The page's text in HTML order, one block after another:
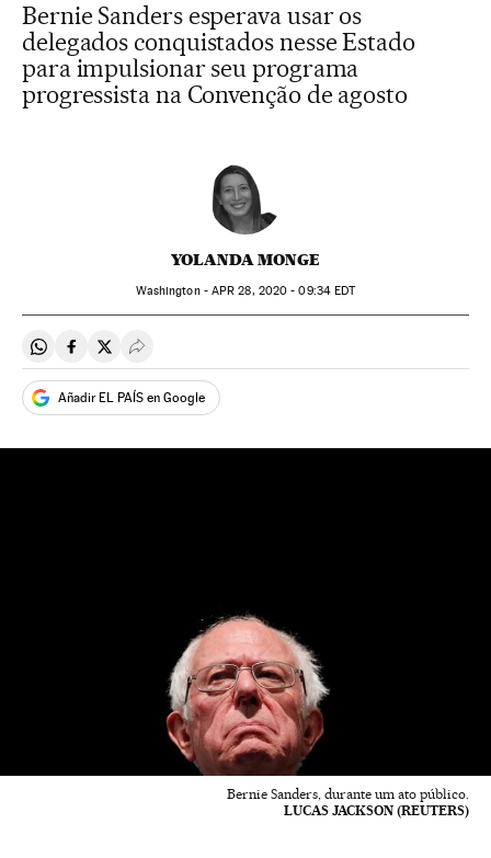
Bernie Sanders esperava usar os
delegados conquistados nesse Estado
para impulsionar seu programa
progressista na Convenção de agosto
YOLANDA MONGE
Washington - APR 28, 2020 - 09:34EDT
Compartir en Whatsapp
Compartir en Facebook
Compartir en Twitter
Desplegar Redes Sociales
Añadir EL PAÍS en Google
Bernie Sanders, durante um ato público.
LUCAS JACKSON (REUTERS)